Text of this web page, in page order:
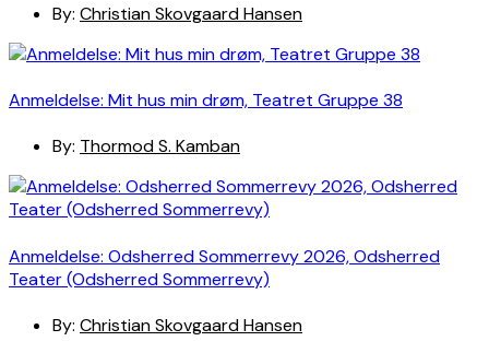
By: Christian Skovgaard Hansen
Anmeldelse: Mit hus min drøm, Teatret Gruppe 38
By: Thormod S. Kamban
Anmeldelse: Odsherred Sommerrevy 2026, Odsherred
Teater (Odsherred Sommerrevy)
By: Christian Skovgaard Hansen